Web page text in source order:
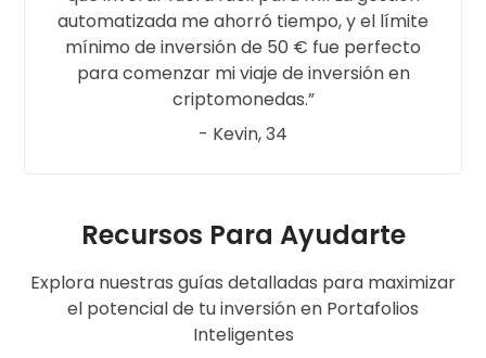
automatizada me ahorró tiempo, y el límite
mínimo de inversión de 50 € fue perfecto
para comenzar mi viaje de inversión en
criptomonedas.
- Kevin, 34
Recursos Para Ayudarte
Explora nuestras guías detalladas para maximizar
el potencial de tu inversión en Portafolios
Inteligentes